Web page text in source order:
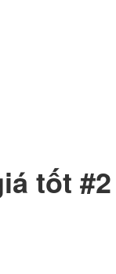
tốt #2